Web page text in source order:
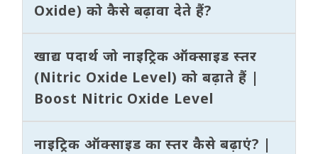
Oxide) को कैसे बढ़ावा देते हैं?
खाद्य पदार्थ जो नाइट्रिक ऑक्साइड स्तर
(Nitric Oxide Level) को बढ़ाते हैं |
Boost Nitric Oxide Level
नाइट्रिक ऑक्साइड का स्तर कैसे बढ़ाएं? |